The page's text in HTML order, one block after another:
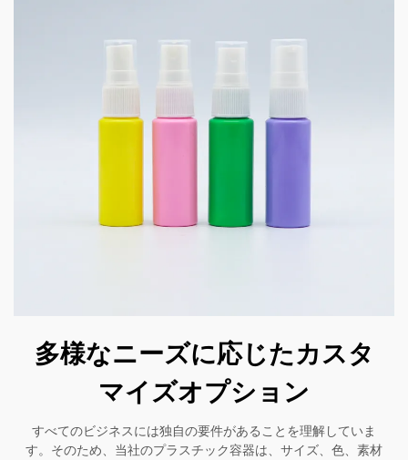
多様なニーズに応じたカスタ
マイズオプション
すべてのビジネスには独自の要件があることを理解していま
す。そのため、当社のプラスチック容器は、サイズ、色、素材